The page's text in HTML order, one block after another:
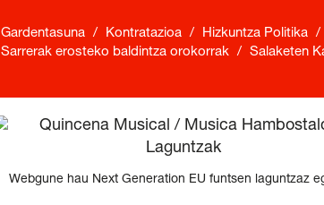
Gardentasuna / Kontratazioa / Hizkuntza Politika /
Sarrerak erosteko baldintza orokorrak / Salaketen
Webgune hau Next Generation EU funtsen laguntzaz